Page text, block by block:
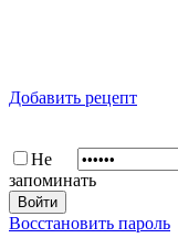
Добавить рецепт
Не
запоминать
Восстановить пароль